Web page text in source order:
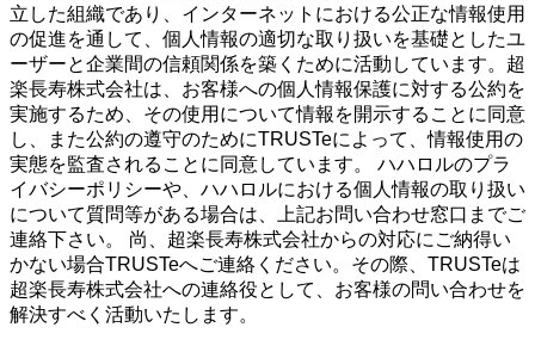
立した組織であり、インターネットにおける公正な情報使用
の促進を通して、個人情報の適切な取り扱いを基礎としたユ
ーザーと企業間の信頼関係を築くために活動しています。超
楽長寿株式会社は、お客様への個人情報保護に対する公約を
実施するため、その使用について情報を開示することに同意
し、また公約の遵守のためにTRUSTeによって、情報使用の
実態を監査されることに同意しています。 ハハロルのプラ
イバシーポリシーや、ハハロルにおける個人情報の取り扱い
について質問等がある場合は、上記お問い合わせ窓口までご
連絡下さい。 尚、超楽長寿株式会社からの対応にご納得い
かない場合TRUSTeへご連絡ください。その際、TRUSTeは
超楽長寿株式会社への連絡役として、お客様の問い合わせを
解決すべく活動いたします。